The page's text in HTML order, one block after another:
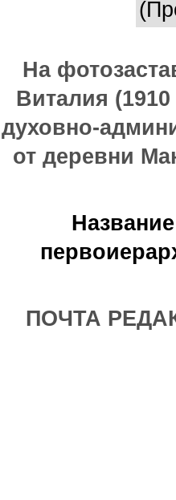
На
Виталия
духовно-
от деревни
ПОЧТА